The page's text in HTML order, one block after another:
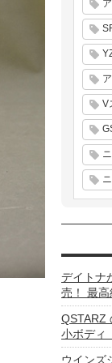
V
デイトナ
売！ 最
QSTARZ
小ボディ
ウインズ